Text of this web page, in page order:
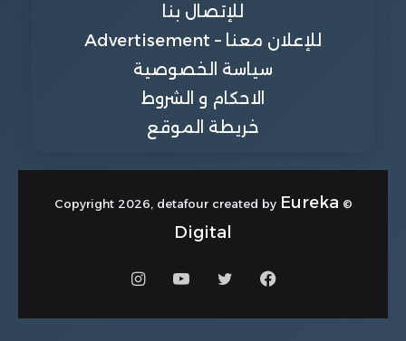
للإتصال بنا
للإعلان معنا – Advertisement
سياسة الخصوصية
الاحكام و الشروط
خريطة الموقع
© Copyright 2026, detafour created by
Eureka
Digital
فيسبوكتويتر يوتيوبانستقرام